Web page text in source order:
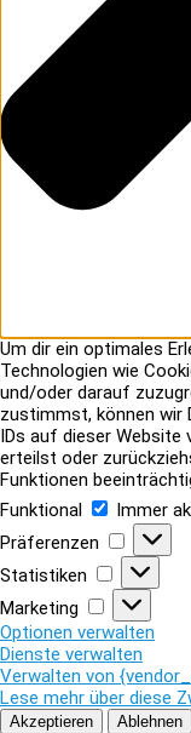
Um dir ein optimales
Technologien wie
und/oder darauf
zustimmst, können wir
IDs auf dieser Website
erteilst oder
Funktionen
Funktional
Immer
Präferenzen
Statistiken
Marketing
Marketing
Optionen verwalten
Dienste verwalten
Verwalten von
Lese mehr über diese
Akzeptieren Ablehnen